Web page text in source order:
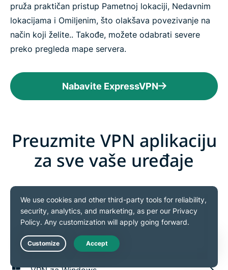
pruža praktičan pristup Pametnoj lokaciji, Nedavnim
lokacijama i Omiljenim, što olakšava povezivanje na
način koji želite.. Takođe, možete odabrati severe
preko pregleda mape servera.
Nabavite ExpressVPN
Preuzmite VPN aplikaciju
za sve vaše uređaje
Jedna ExpressVPN pretplata vam omogućava da
preuzmete VPN za svaku popularnu platformu.
Postavite ExpressVPN na više uređaja i koristite ih na